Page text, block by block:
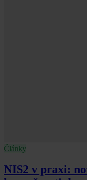
Články
NIS2 v praxi: